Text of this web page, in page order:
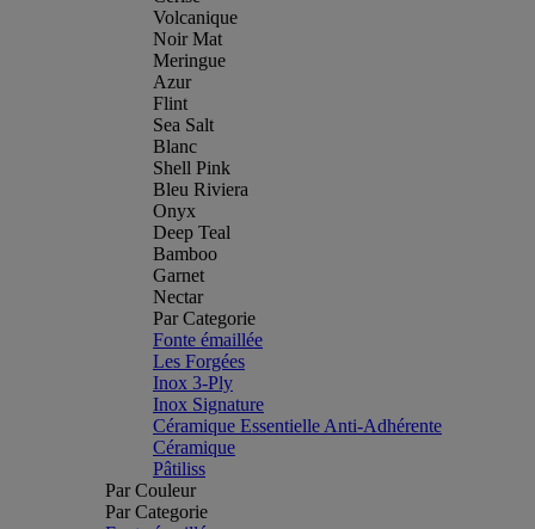
Volcanique
Noir Mat
Meringue
Azur
Flint
Sea Salt
Blanc
Shell Pink
Bleu Riviera
Onyx
Deep Teal
Bamboo
Garnet
Nectar
Par Categorie
Fonte émaillée
Les Forgées
Inox 3-Ply
Inox Signature
Céramique Essentielle Anti-Adhérente
Céramique
Pâtiliss
Par Couleur
Par Categorie